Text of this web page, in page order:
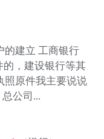
的建立 工商银行
的，建设银行等其
照原件我主要说说
公司...